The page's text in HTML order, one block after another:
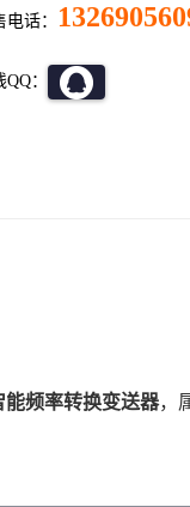
电话：
：
能频率转换变送器，